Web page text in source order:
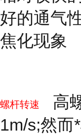
好的通气
焦化现象
螺杆转速
高
1m/s;然而